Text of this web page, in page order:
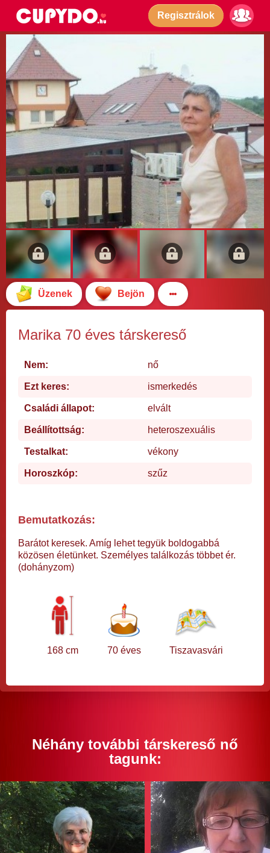
Regisztrálok
Üzenek Bejön
Marika 70 éves társkereső
Nem: nő
Ezt keres: ismerkedés
Családi állapot: elvált
Beállítottság: heteroszexuális
Testalkat: vékony
Horoszkóp: szűz
Bemutatkozás:
Barátot keresek. Amíg lehet tegyük boldogabbá
közösen életünket. Személyes találkozás többet ér.
(dohányzom)
168 cm 70 éves Tiszavasvári
Néhány további társkereső nő
tagunk: